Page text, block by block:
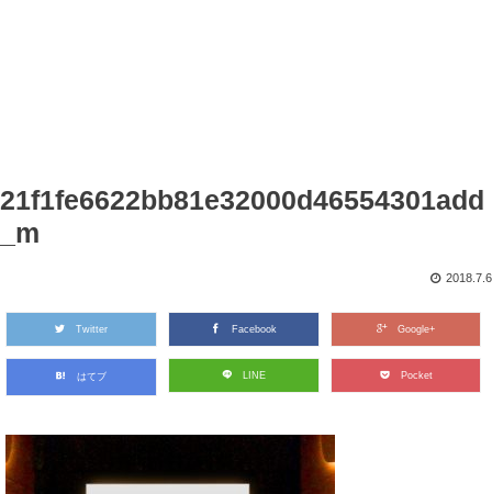
21f1fe6622bb81e32000d46554301add
_m
2018.7.6
Twitter Facebook Google+
はてブ LINE Pocket